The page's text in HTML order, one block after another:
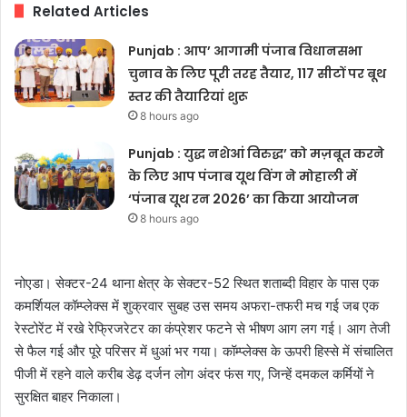
Related Articles
Punjab : आप’ आगामी पंजाब विधानसभा
चुनाव के लिए पूरी तरह तैयार, 117 सीटों पर बूथ
स्तर की तैयारियां शुरू
8 hours ago
Punjab : युद्ध नशेआं विरुद्ध’ को मज़बूत करने
के लिए आप पंजाब यूथ विंग ने मोहाली में
‘पंजाब यूथ रन 2026’ का किया आयोजन
8 hours ago
नोएडा। सेक्टर-24 थाना क्षेत्र के सेक्टर-52 स्थित शताब्दी विहार के पास एक
कमर्शियल कॉम्प्लेक्स में शुक्रवार सुबह उस समय अफरा-तफरी मच गई जब एक
रेस्टोरेंट में रखे रेफ्रिजरेटर का कंप्रेशर फटने से भीषण आग लग गई। आग तेजी
से फैल गई और पूरे परिसर में धुआं भर गया। कॉम्प्लेक्स के ऊपरी हिस्से में संचालित
पीजी में रहने वाले करीब डेढ़ दर्जन लोग अंदर फंस गए, जिन्हें दमकल कर्मियों ने
सुरक्षित बाहर निकाला।